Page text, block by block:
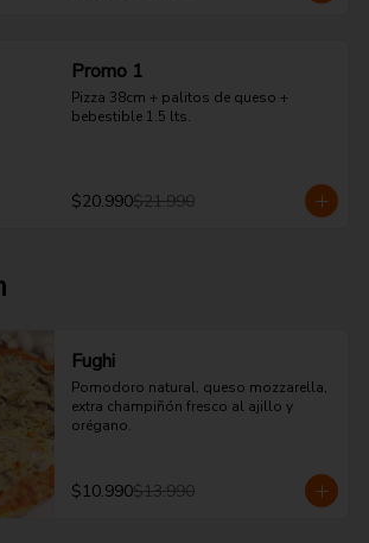
Promo 1
Pizza 38cm + palitos de queso +
bebestible 1.5 lts.
$20.990$21.990
Fughi
Pomodoro natural, queso mozzarella,
extra champiñón fresco al ajillo y
orégano.
$10.990$13.990